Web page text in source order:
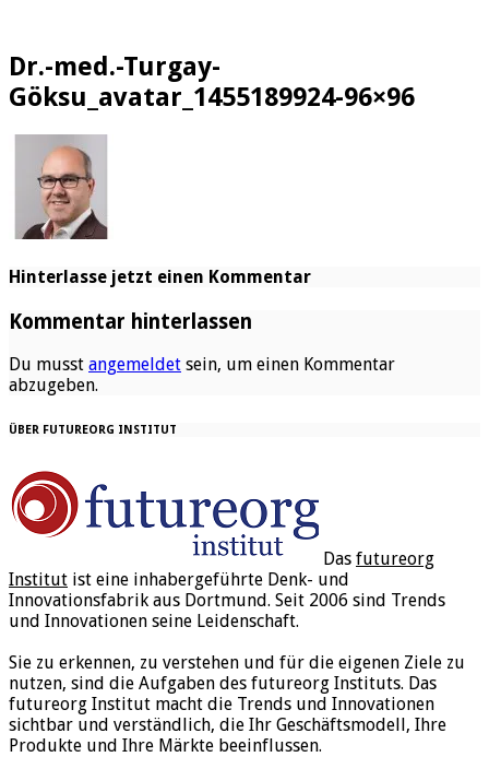
Dr.-med.-Turgay-
Göksu_avatar_1455189924-96×96
Hinterlasse jetzt einen Kommentar
Kommentar hinterlassen
Du musst angemeldet sein, um einen Kommentar
abzugeben.
ÜBER FUTUREORG INSTITUT
Das futureorg
Institut ist eine inhabergeführte Denk- und
Innovationsfabrik aus Dortmund. Seit 2006 sind Trends
und Innovationen seine Leidenschaft.
Sie zu erkennen, zu verstehen und für die eigenen Ziele zu
nutzen, sind die Aufgaben des futureorg Instituts. Das
futureorg Institut macht die Trends und Innovationen
sichtbar und verständlich, die Ihr Geschäftsmodell, Ihre
Produkte und Ihre Märkte beeinflussen.